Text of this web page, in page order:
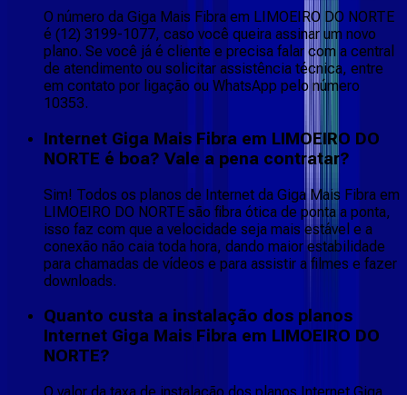
O número da Giga Mais Fibra em LIMOEIRO DO NORTE
é (12) 3199-1077, caso você queira assinar um novo
plano. Se você já é cliente e precisa falar com a central
de atendimento ou solicitar assistência técnica, entre
em contato por ligação ou WhatsApp pelo número
10353.
Internet Giga Mais Fibra em LIMOEIRO DO
NORTE é boa? Vale a pena contratar?
Sim! Todos os planos de Internet da Giga Mais Fibra em
LIMOEIRO DO NORTE são fibra ótica de ponta a ponta,
isso faz com que a velocidade seja mais estável e a
conexão não caia toda hora, dando maior estabilidade
para chamadas de vídeos e para assistir a filmes e fazer
downloads.
Quanto custa a instalação dos planos
Internet Giga Mais Fibra em LIMOEIRO DO
NORTE?